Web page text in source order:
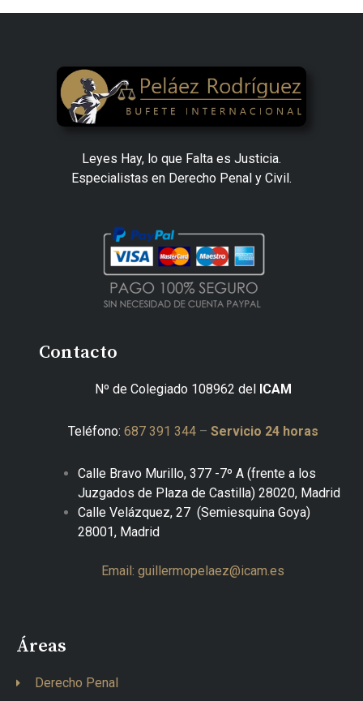
Leyes Hay, lo que Falta es Justicia.
Especialistas en Derecho Penal y Civil.
Contacto
Nº de Colegiado 108962 del ICAM
Teléfono: 687 391 344 – Servicio 24 horas
Calle Bravo Murillo, 377 -7º A (frente a los
Juzgados de Plaza de Castilla) 28020, Madrid
Calle Velázquez, 27 (Semiesquina Goya)
28001, Madrid
Email: guillermopelaez@icam.es
Áreas
Derecho Penal